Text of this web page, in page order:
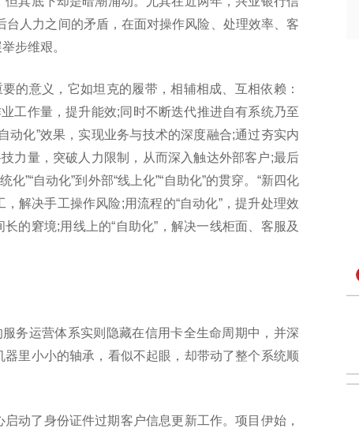
台人力之间的矛盾，在面对操作风险、处理效率、客
步维艰。
的意义，它如坦克的履带，相辅相成、互相依赖：
工作量，提升能效;同时不断迭代推进自有系统乃至
动化”效果，实现业务与技术的深度融合;通过夯实内
力量，突破人力限制，从而深入触达外部客户;最后
”“自动化”到外部“线上化”“自助化”的贯穿。“新四化
解决手工操作风险;用流程的“自动化”，提升处理效
的窘境;用线上的“自助化”，解决一线柜面、客服及
务运营体系实则隐藏在信用卡全生命周期中，并深
里小小的轴承，看似不起眼，却带动了整个系统顺
动了身份证件过期客户信息更新工作。项目伊始，